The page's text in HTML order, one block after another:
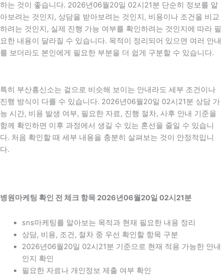
하는 것이 좋습니다. 2026년06월20일 02시21분 단순히 정보를 알
아보려는 것인지, 상담을 받아보려는 것인지, 비용이나 조건을 비교
하려는 것인지, 실제 진행 가능 여부를 확인하려는 것인지에 따라 필
요한 내용이 달라질 수 있습니다. 목적이 정리되어 있으면 여러 안내
를 보더라도 본인에게 필요한 부분을 더 쉽게 구분할 수 있습니다.
특히 부산흥신소는 겉으로 비슷해 보이는 안내라도 세부 조건이나
진행 방식이 다를 수 있습니다. 2026년06월20일 02시21분 상담 가
능 시간, 비용 발생 여부, 필요한 자료, 진행 절차, 사후 안내 기준을
함께 확인하면 이후 과정에서 생길 수 있는 혼선을 줄일 수 있습니
다. 처음 확인할 때 세부 내용을 충분히 살펴보는 것이 안정적입니
다.
병원마케팅 확인 전 체크 항목 2026년06월20일 02시21분
sns마케팅를 알아보는 목적과 현재 필요한 내용 정리
상담, 비용, 조건, 절차 중 우선 확인할 항목 구분
2026년06월20일 02시21분 기준으로 현재 적용 가능한 안내
인지 확인
필요한 자료나 개인정보 제출 여부 확인